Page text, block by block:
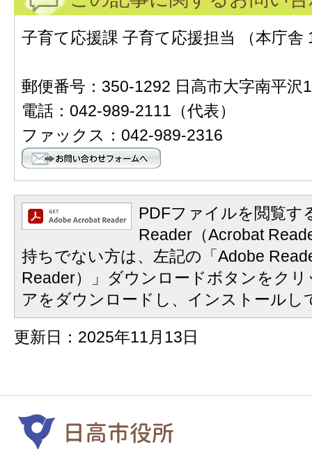
子育て応援課 子育て応援担当 （本庁舎
郵便番号：350-1292 日高市大字南平沢
電話：042-989-2111（代表）
ファックス：042-989-2316
PDFファイルを閲覧す
Reader（Acrobat
持ちでない方は、左記の「Adobe
Reader）」ダウンロードボタンをク
アをダウンロードし、インストールし
更新日：2025年11月13日